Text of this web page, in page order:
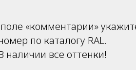
«комментарии»
по каталогу RAL.
наличии все оттенки!